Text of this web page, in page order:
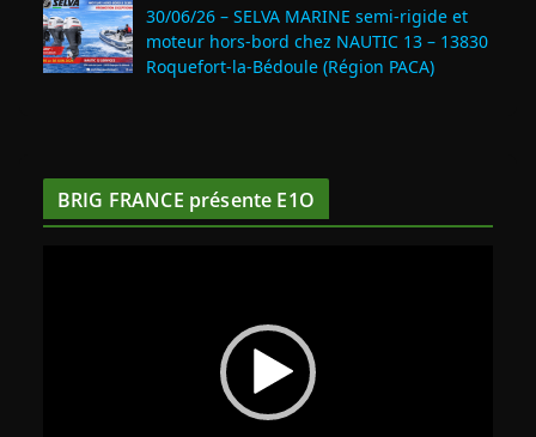
30/06/26 – SELVA MARINE semi-rigide et
moteur hors-bord chez NAUTIC 13 – 13830
Roquefort‑la‑Bédoule (Région PACA)
BRIG FRANCE présente E1O